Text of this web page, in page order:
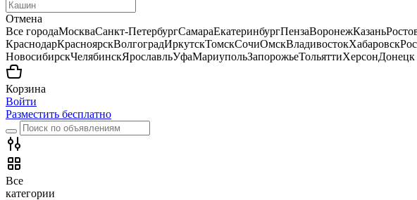
Отмена
Все городаМоскваСанкт-ПетербургСамараЕкатеринбургПензаВоронежКазань
КраснодарКрасноярскВолгоградИркутскТомскСочиОмскВладивостокХабаровск
НовосибирскЧелябинскЯрославльУфаМариупольЗапорожьеТольяттиХерсонДонецк
Корзина
Войти
Разместить бесплатно
Все
категории